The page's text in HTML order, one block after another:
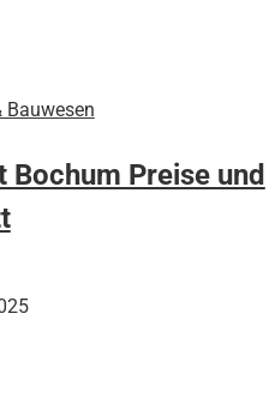
Bauwesen
Preise und